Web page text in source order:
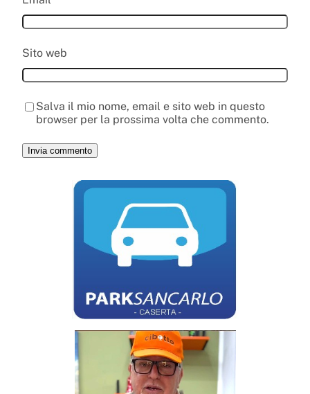
Sito web
Salva il mio nome, email e sito web in questo
browser per la prossima volta che commento.